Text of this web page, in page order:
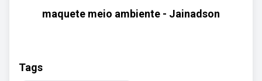
maquete meio ambiente - Jainadson
Tags